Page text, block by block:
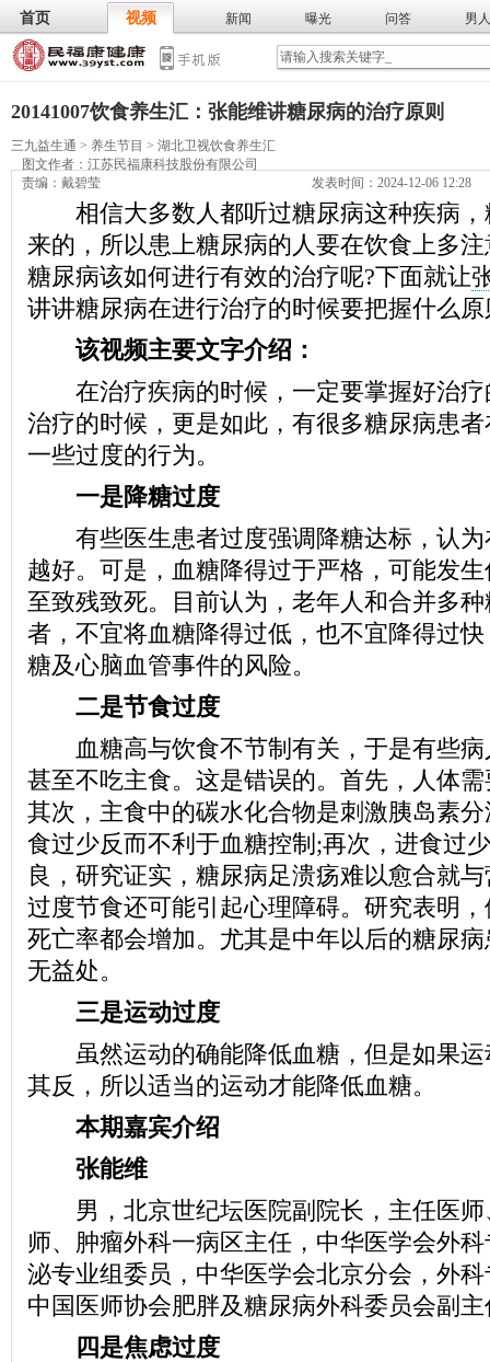
首页 视频 新闻 曝光 问答 男人
武术 气功 膳食 食谱 营养
20141007饮食养生汇：张能维讲糖尿病的治疗原则
三九益生通 > 养生节目 > 湖北卫视饮食养生汇
图文作者： 江苏民福康科技股份有限公司
责编：戴碧莹
发表时间：2024-12-06 12:28
相信大多数人都听过糖尿病这种疾病，
来的，所以患上糖尿病的人要在饮食上多
糖尿病该如何进行有效的治疗呢?下面就让
讲讲糖尿病在进行治疗的时候要把握什么
该视频主要文字介绍：
在治疗疾病的时候，一定要掌握好治疗
治疗的时候，更是如此，有很多糖尿病患
一些过度的行为。
一是降糖过度
有些医生患者过度强调降糖达标，认为
越好。可是，血糖降得过于严格，可能发
至致残致死。目前认为，老年人和合并多
者，不宜将血糖降得过低，也不宜降得过
糖及心脑血管事件的风险。
二是节食过度
血糖高与饮食不节制有关，于是有些病
甚至不吃主食。这是错误的。首先，人体
其次，主食中的碳水化合物是刺激胰岛素
食过少反而不利于血糖控制;再次，进食过
良，研究证实，糖尿病足溃疡难以愈合就
过度节食还可能引起心理障碍。研究表明
死亡率都会增加。尤其是中年以后的糖尿
无益处。
三是运动过度
虽然运动的确能降低血糖，但是如果运
其反，所以适当的运动才能降低血糖。
本期嘉宾介绍
张能维
男，北京世纪坛医院副院长，主任医师
师、肿瘤外科一病区主任，中华医学会外
泌专业组委员，中华医学会北京分会，外
中国医师协会肥胖及糖尿病外科委员会副
四是焦虑过度